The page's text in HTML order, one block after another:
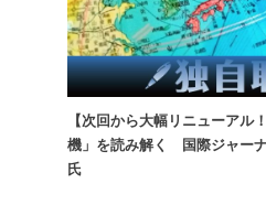
【次回から大幅リニューアル
機」を読み解く 国際ジャー
氏